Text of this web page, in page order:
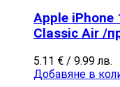
Apple iPhone
Classic Air /
5.11 € / 9.99 лв.
Добавяне в